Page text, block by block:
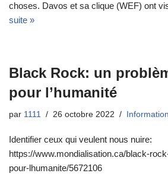
choses. Davos et sa clique (WEF) ont
suite »
Black Rock: un
pour l’humanité
par 1111 26 octobre 2022 Information
Identifier ceux qui veulent nous nuire:
https://www.mondialisation.ca/black-
pour-lhumanite/5672106